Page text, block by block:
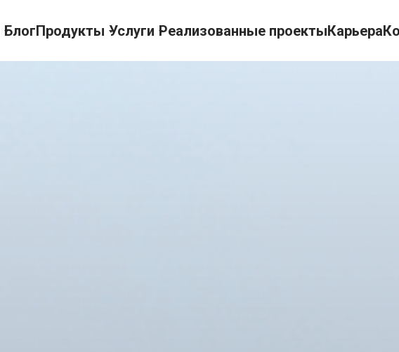
БлогПродукты Услуги Реализованные проектыКарьера